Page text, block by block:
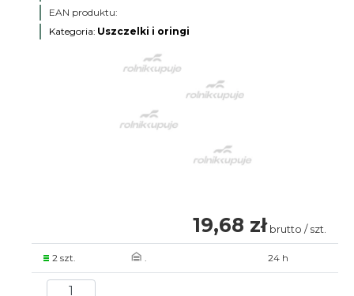
EAN produktu:
Kategoria: Uszczelki i oringi
19,68 zł brutto / szt.
2 szt. . 24 h